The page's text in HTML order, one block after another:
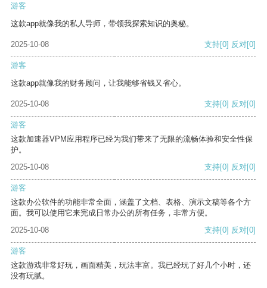
游客
这款app就像我的私人导师，带领我探索知识的奥秘。
2025-10-08 支持[0] 反对[0]
游客
这款app就像我的财务顾问，让我能够省钱又省心。
2025-10-08 支持[0] 反对[0]
游客
这款加速器VPM应用程序已经为我们带来了无限的流畅体验和安全性保
护。
2025-10-08
支持[0] 反对[0]
游客
这款办公软件的功能非常全面，涵盖了文档、表格、演示文稿等各个方
面。我可以使用它来完成日常办公的所有任务，非常方便。
2025-10-08
支持[0] 反对[0]
游客
这款游戏非常好玩，画面精美，玩法丰富。我已经玩了好几个小时，还
没有玩腻。